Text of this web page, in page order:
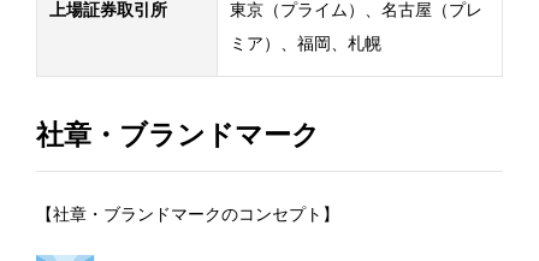
上場証券取引所
東京（プライム）、名古屋（プレ
ミア）、福岡、札幌
社章・ブランドマーク
【社章・ブランドマークのコンセプト】